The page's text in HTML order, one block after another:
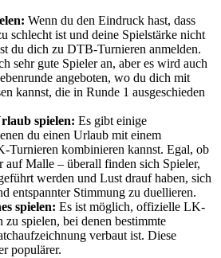
Wenn du den Eindruck hast, dass
schlecht ist und deine Spielstärke nicht
du dich zu DTB-Turnieren anmelden.
sehr gute Spieler an, aber es wird auch
angeboten, wo du dich mit
kannst, die in Runde 1 ausgeschieden
spielen: Es gibt einige
du einen Urlaub mit einem
Turnieren kombinieren kannst. Egal, ob
auf Malle – überall finden sich Spieler,
werden und Lust drauf haben, sich
entspannter Stimmung zu duellieren.
spielen: Es ist möglich, offizielle LK-
zu spielen, bei denen bestimmte
verbaut ist. Diese
populärer.